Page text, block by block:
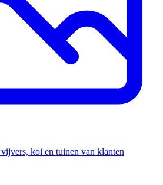
koi en tuinen van klanten